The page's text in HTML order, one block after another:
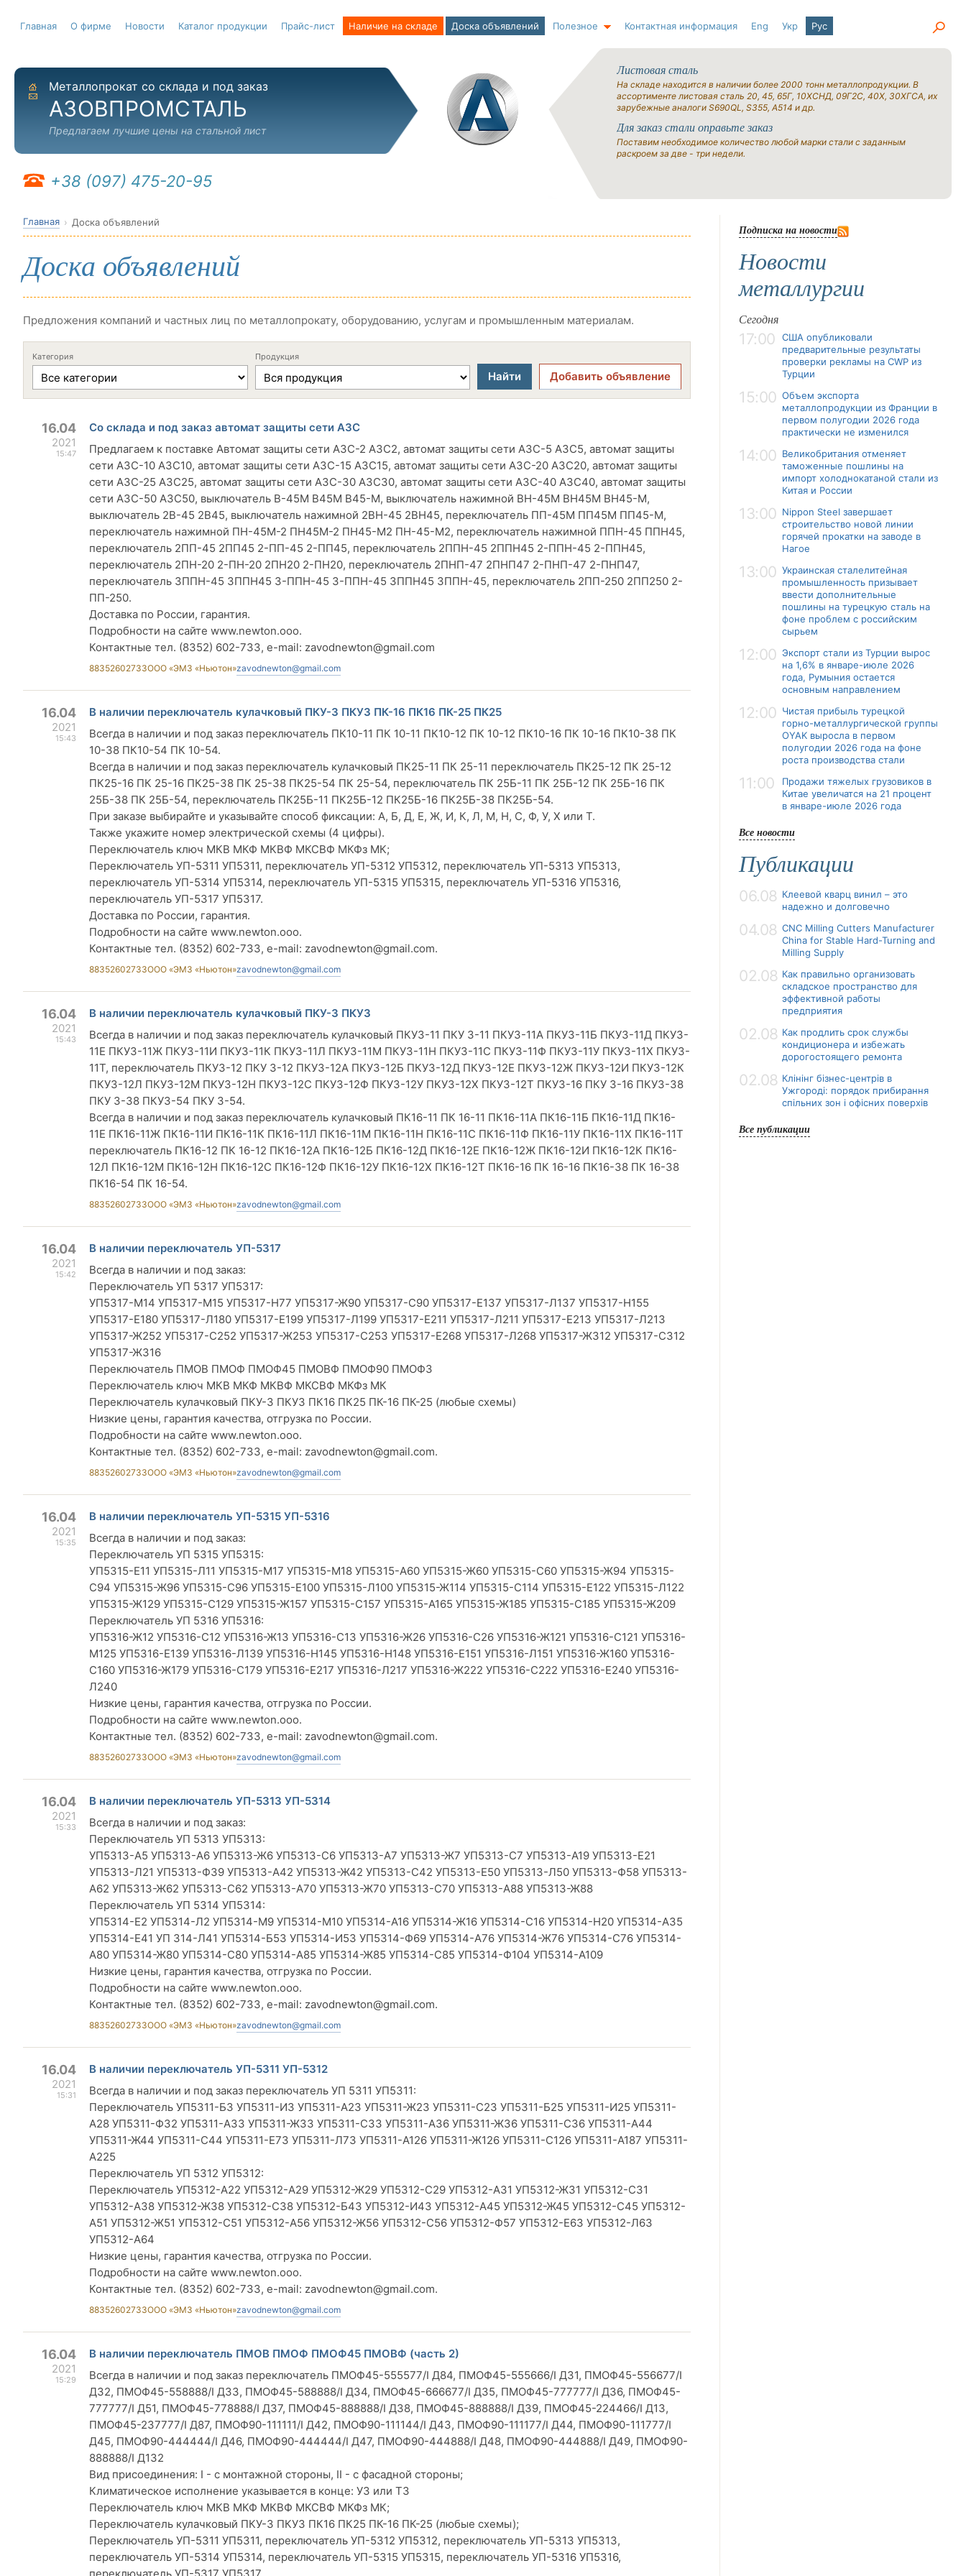
Главная О фирме Новости Каталог продукции Прайс-лист Наличие на складе Доска объявлений Полезное Контактная информация Eng Укр Рус
На главную
Отправить письмо
Металлопрокат со склада и под заказ
АЗОВПРОМСТАЛЬ
Предлагаем лучшие цены на стальной лист
+38 (097) 475-20-95
Листовая сталь
На складе находится в наличии более 2000 тонн металлопродукции. В
ассортименте листовая сталь 20, 45, 65Г, 10ХСНД, 09Г2С, 40Х, 30ХГСА, их
зарубежные аналоги S690QL, S355, A514 и др.
Для заказ стали оправьте заказ
Поставим необходимое количество любой марки стали с заданным
раскроем за две - три недели.
Главная Доска объявлений
Доска объявлений
Предложения компаний и частных лиц по металлопрокату, оборудованию, услугам и промышленным материалам.
Категория Продукция
Найти Добавить объявление
16.04
2021
15:47
Со склада и под заказ автомат защиты сети АЗС
Предлагаем к поставке Автомат защиты сети АЗС-2 АЗС2, автомат защиты сети АЗС-5 АЗС5, автомат защиты
сети АЗС-10 АЗС10, автомат защиты сети АЗС-15 АЗС15, автомат защиты сети АЗС-20 АЗС20, автомат защиты
сети АЗС-25 АЗС25, автомат защиты сети АЗС-30 АЗС30, автомат защиты сети АЗС-40 АЗС40, автомат защиты
сети АЗС-50 АЗС50, выключатель В-45М В45М В45-М, выключатель нажимной ВН-45М ВН45М ВН45-М,
выключатель 2В-45 2В45, выключатель нажимной 2ВН-45 2ВН45, переключатель ПП-45М ПП45М ПП45-М,
переключатель нажимной ПН-45М-2 ПН45М-2 ПН45-М2 ПН-45-М2, переключатель нажимной ППН-45 ППН45,
переключатель 2ПП-45 2ПП45 2-ПП-45 2-ПП45, переключатель 2ППН-45 2ППН45 2-ППН-45 2-ППН45,
переключатель 2ПН-20 2-ПН-20 2ПН20 2-ПН20, переключатель 2ПНП-47 2ПНП47 2-ПНП-47 2-ПНП47,
переключатель 3ППН-45 3ППН45 3-ППН-45 З-ППН-45 ЗППН45 ЗППН-45, переключатель 2ПП-250 2ПП250 2-
ПП-250.
Доставка по России, гарантия.
Подробности на сайте www.newton.ooo.
Контактные тел. (8352) 602-733, e-mail: zavodnewton@gmail.com
88352602733ООО «ЭМЗ «Ньютон»zavodnewton@gmail.com
16.04
2021
15:43
В наличии переключатель кулачковый ПКУ-3 ПКУ3 ПК-16 ПК16 ПК-25 ПК25
Всегда в наличии и под заказ переключатель ПК10-11 ПК 10-11 ПК10-12 ПК 10-12 ПК10-16 ПК 10-16 ПК10-38 ПК
10-38 ПК10-54 ПК 10-54.
Всегда в наличии и под заказ переключатель кулачковый ПК25-11 ПК 25-11 переключатель ПК25-12 ПК 25-12
ПК25-16 ПК 25-16 ПК25-38 ПК 25-38 ПК25-54 ПК 25-54, переключатель ПК 25Б-11 ПК 25Б-12 ПК 25Б-16 ПК
25Б-38 ПК 25Б-54, переключатель ПК25Б-11 ПК25Б-12 ПК25Б-16 ПК25Б-38 ПК25Б-54.
При заказе выбирайте и указывайте способ фиксации: А, Б, Д, Е, Ж, И, К, Л, М, Н, С, Ф, У, Х или Т.
Также укажите номер электрической схемы (4 цифры).
Переключатель ключ МКВ МКФ МКВФ МКСВФ МКФз МК;
Переключатель УП-5311 УП5311, переключатель УП-5312 УП5312, переключатель УП-5313 УП5313,
переключатель УП-5314 УП5314, переключатель УП-5315 УП5315, переключатель УП-5316 УП5316,
переключатель УП-5317 УП5317.
Доставка по России, гарантия.
Подробности на сайте www.newton.ooo.
Контактные тел. (8352) 602-733, e-mail: zavodnewton@gmail.com.
88352602733ООО «ЭМЗ «Ньютон»zavodnewton@gmail.com
16.04
2021
15:43
В наличии переключатель кулачковый ПКУ-3 ПКУ3
Всегда в наличии и под заказ переключатель кулачковый ПКУ3-11 ПКУ 3-11 ПКУ3-11А ПКУ3-11Б ПКУ3-11Д ПКУ3-
11Е ПКУ3-11Ж ПКУ3-11И ПКУ3-11К ПКУ3-11Л ПКУ3-11М ПКУ3-11Н ПКУ3-11С ПКУ3-11Ф ПКУ3-11У ПКУ3-11Х ПКУ3-
11Т, переключатель ПКУ3-12 ПКУ 3-12 ПКУ3-12А ПКУ3-12Б ПКУ3-12Д ПКУ3-12Е ПКУ3-12Ж ПКУ3-12И ПКУ3-12К
ПКУ3-12Л ПКУ3-12М ПКУ3-12Н ПКУ3-12С ПКУ3-12Ф ПКУ3-12У ПКУ3-12Х ПКУ3-12Т ПКУ3-16 ПКУ 3-16 ПКУ3-38
ПКУ 3-38 ПКУ3-54 ПКУ 3-54.
Всегда в наличии и под заказ переключатель кулачковый ПК16-11 ПК 16-11 ПК16-11А ПК16-11Б ПК16-11Д ПК16-
11Е ПК16-11Ж ПК16-11И ПК16-11К ПК16-11Л ПК16-11М ПК16-11Н ПК16-11С ПК16-11Ф ПК16-11У ПК16-11Х ПК16-11Т
переключатель ПК16-12 ПК 16-12 ПК16-12А ПК16-12Б ПК16-12Д ПК16-12Е ПК16-12Ж ПК16-12И ПК16-12К ПК16-
12Л ПК16-12М ПК16-12Н ПК16-12С ПК16-12Ф ПК16-12У ПК16-12Х ПК16-12Т ПК16-16 ПК 16-16 ПК16-38 ПК 16-38
ПК16-54 ПК 16-54.
88352602733ООО «ЭМЗ «Ньютон»zavodnewton@gmail.com
16.04
2021
15:42
В наличии переключатель УП-5317
Всегда в наличии и под заказ:
Переключатель УП 5317 УП5317:
УП5317-М14 УП5317-М15 УП5317-Н77 УП5317-Ж90 УП5317-С90 УП5317-Е137 УП5317-Л137 УП5317-Н155
УП5317-Е180 УП5317-Л180 УП5317-Е199 УП5317-Л199 УП5317-Е211 УП5317-Л211 УП5317-Е213 УП5317-Л213
УП5317-Ж252 УП5317-С252 УП5317-Ж253 УП5317-С253 УП5317-Е268 УП5317-Л268 УП5317-Ж312 УП5317-С312
УП5317-Ж316
Переключатель ПМОВ ПМОФ ПМОФ45 ПМОВФ ПМОФ90 ПМОФЗ
Переключатель ключ МКВ МКФ МКВФ МКСВФ МКФз МК
Переключатель кулачковый ПКУ-3 ПКУ3 ПК16 ПК25 ПК-16 ПК-25 (любые схемы)
Низкие цены, гарантия качества, отгрузка по России.
Подробности на сайте www.newton.ooo.
Контактные тел. (8352) 602-733, e-mail: zavodnewton@gmail.com.
88352602733ООО «ЭМЗ «Ньютон»zavodnewton@gmail.com
16.04
2021
15:35
В наличии переключатель УП-5315 УП-5316
Всегда в наличии и под заказ:
Переключатель УП 5315 УП5315:
УП5315-Е11 УП5315-Л11 УП5315-М17 УП5315-М18 УП5315-А60 УП5315-Ж60 УП5315-С60 УП5315-Ж94 УП5315-
С94 УП5315-Ж96 УП5315-С96 УП5315-Е100 УП5315-Л100 УП5315-Ж114 УП5315-С114 УП5315-Е122 УП5315-Л122
УП5315-Ж129 УП5315-С129 УП5315-Ж157 УП5315-С157 УП5315-А165 УП5315-Ж185 УП5315-С185 УП5315-Ж209
Переключатель УП 5316 УП5316:
УП5316-Ж12 УП5316-С12 УП5316-Ж13 УП5316-С13 УП5316-Ж26 УП5316-С26 УП5316-Ж121 УП5316-С121 УП5316-
М125 УП5316-Е139 УП5316-Л139 УП5316-Н145 УП5316-Н148 УП5316-Е151 УП5316-Л151 УП5316-Ж160 УП5316-
С160 УП5316-Ж179 УП5316-С179 УП5316-Е217 УП5316-Л217 УП5316-Ж222 УП5316-С222 УП5316-Е240 УП5316-
Л240
Низкие цены, гарантия качества, отгрузка по России.
Подробности на сайте www.newton.ooo.
Контактные тел. (8352) 602-733, e-mail: zavodnewton@gmail.com.
88352602733ООО «ЭМЗ «Ньютон»zavodnewton@gmail.com
16.04
2021
15:33
В наличии переключатель УП-5313 УП-5314
Всегда в наличии и под заказ:
Переключатель УП 5313 УП5313:
УП5313-А5 УП5313-А6 УП5313-Ж6 УП5313-С6 УП5313-А7 УП5313-Ж7 УП5313-С7 УП5313-А19 УП5313-Е21
УП5313-Л21 УП5313-Ф39 УП5313-А42 УП5313-Ж42 УП5313-С42 УП5313-Е50 УП5313-Л50 УП5313-Ф58 УП5313-
А62 УП5313-Ж62 УП5313-С62 УП5313-А70 УП5313-Ж70 УП5313-С70 УП5313-А88 УП5313-Ж88
Переключатель УП 5314 УП5314:
УП5314-Е2 УП5314-Л2 УП5314-М9 УП5314-М10 УП5314-А16 УП5314-Ж16 УП5314-С16 УП5314-Н20 УП5314-А35
УП5314-Е41 УП 314-Л41 УП5314-Б53 УП5314-И53 УП5314-Ф69 УП5314-А76 УП5314-Ж76 УП5314-С76 УП5314-
А80 УП5314-Ж80 УП5314-С80 УП5314-А85 УП5314-Ж85 УП5314-С85 УП5314-Ф104 УП5314-А109
Низкие цены, гарантия качества, отгрузка по России.
Подробности на сайте www.newton.ooo.
Контактные тел. (8352) 602-733, e-mail: zavodnewton@gmail.com.
88352602733ООО «ЭМЗ «Ньютон»zavodnewton@gmail.com
16.04
2021
15:31
В наличии переключатель УП-5311 УП-5312
Всегда в наличии и под заказ переключатель УП 5311 УП5311:
Переключатель УП5311-Б3 УП5311-И3 УП5311-А23 УП5311-Ж23 УП5311-С23 УП5311-Б25 УП5311-И25 УП5311-
А28 УП5311-Ф32 УП5311-А33 УП5311-Ж33 УП5311-С33 УП5311-А36 УП5311-Ж36 УП5311-С36 УП5311-А44
УП5311-Ж44 УП5311-С44 УП5311-Е73 УП5311-Л73 УП5311-А126 УП5311-Ж126 УП5311-С126 УП5311-А187 УП5311-
А225
Переключатель УП 5312 УП5312:
Переключатель УП5312-А22 УП5312-А29 УП5312-Ж29 УП5312-С29 УП5312-А31 УП5312-Ж31 УП5312-С31
УП5312-А38 УП5312-Ж38 УП5312-С38 УП5312-Б43 УП5312-И43 УП5312-А45 УП5312-Ж45 УП5312-С45 УП5312-
А51 УП5312-Ж51 УП5312-С51 УП5312-А56 УП5312-Ж56 УП5312-С56 УП5312-Ф57 УП5312-Е63 УП5312-Л63
УП5312-А64
Низкие цены, гарантия качества, отгрузка по России.
Подробности на сайте www.newton.ooo.
Контактные тел. (8352) 602-733, e-mail: zavodnewton@gmail.com.
88352602733ООО «ЭМЗ «Ньютон»zavodnewton@gmail.com
16.04
2021
15:29
В наличии переключатель ПМОВ ПМОФ ПМОФ45 ПМОВФ (часть 2)
Всегда в наличии и под заказ переключатель ПМОФ45-555577/I Д84, ПМОФ45-555666/I Д31, ПМОФ45-556677/I
Д32, ПМОФ45-558888/I Д33, ПМОФ45-588888/I Д34, ПМОФ45-666677/I Д35, ПМОФ45-777777/I Д36, ПМОФ45-
777777/I Д51, ПМОФ45-778888/I Д37, ПМОФ45-888888/I Д38, ПМОФ45-888888/I Д39, ПМОФ45-224466/I Д13,
ПМОФ45-237777/I Д87, ПМОФ90-111111/I Д42, ПМОФ90-111144/I Д43, ПМОФ90-111177/I Д44, ПМОФ90-111777/I
Д45, ПМОФ90-444444/I Д46, ПМОФ90-444444/I Д47, ПМОФ90-444888/I Д48, ПМОФ90-444888/I Д49, ПМОФ90-
888888/I Д132
Вид присоединения: I - с монтажной стороны, II - с фасадной стороны;
Климатическое исполнение указывается в конце: У3 или Т3
Переключатель ключ МКВ МКФ МКВФ МКСВФ МКФз МК;
Переключатель кулачковый ПКУ-3 ПКУ3 ПК16 ПК25 ПК-16 ПК-25 (любые схемы);
Переключатель УП-5311 УП5311, переключатель УП-5312 УП5312, переключатель УП-5313 УП5313,
переключатель УП-5314 УП5314, переключатель УП-5315 УП5315, переключатель УП-5316 УП5316,
Подписка на новости
Новости
металлургии
Сегодня
17:00
США опубликовали
предварительные результаты
проверки рекламы на CWP из
Турции
15:00 Объем экспорта
металлопродукции из Франции в
первом полугодии 2026 года
практически не изменился
14:00 Великобритания отменяет
таможенные пошлины на
импорт холоднокатаной стали из
Китая и России
13:00 Nippon Steel завершает
строительство новой линии
горячей прокатки на заводе в
Нагое
13:00 Украинская сталелитейная
промышленность призывает
ввести дополнительные
пошлины на турецкую сталь на
фоне проблем с российским
сырьем
12:00 Экспорт стали из Турции вырос
на 1,6% в январе-июле 2026
года, Румыния остается
основным направлением
12:00 Чистая прибыль турецкой
горно-металлургической группы
OYAK выросла в первом
полугодии 2026 года на фоне
роста производства стали
11:00
Продажи тяжелых грузовиков в
Китае увеличатся на 21 процент
в январе-июле 2026 года
Все новости
Публикации
06.08 Клеевой кварц винил – это
надежно и долговечно
04.08 CNC Milling Cutters Manufacturer
China for Stable Hard-Turning and
Milling Supply
02.08 Как правильно организовать
складское пространство для
эффективной работы
предприятия
02.08 Как продлить срок службы
кондиционера и избежать
дорогостоящего ремонта
02.08 Клінінг бізнес-центрів в
Ужгороді: порядок прибирання
спільних зон і офісних поверхів
Все публикации